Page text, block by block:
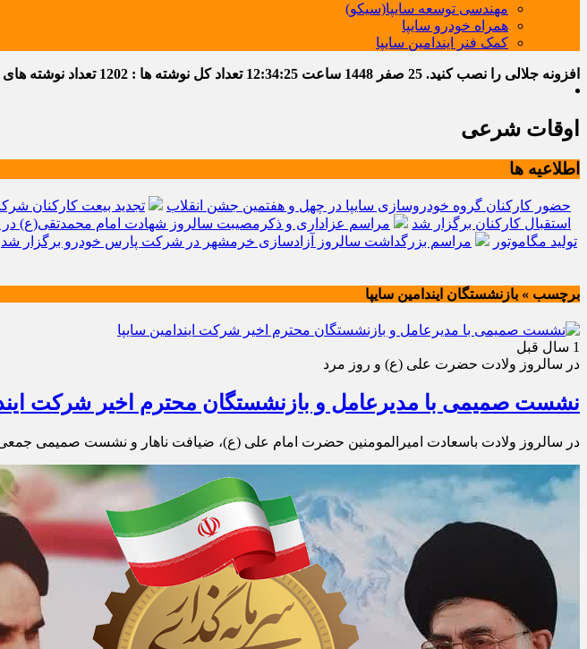
مهندسی توسعه سایپا(سیکو)
همراه خودرو سایپا
کمک فنر ایندامین سایپا
افزونه جلالی را نصب کنید. 25 صفر 1448 ساعت 12:34:26 تعداد کل نوشته ها : 1202 تعداد نوشته های
اوقات شرعی
اطلاعیه ها
حضور کارکنان گروه خودروسازی سایپا در چهل و هفتمین جشن انقلاب تجدید بیعت کارکنان
استقبال کارکنان برگزار شد
مراسم عزاداری و ذکرمصیبت سالروز شهادت امام محمدتقی(ع)
تولید مگاموتور
مراسم بزرگداشت سالروز آزادسازی خرمشهر در شرکت پارس خودرو برگزار شد
برچسب » بازنشستگان ایندامین سایپا
1 سال قبل
در سالروز ولادت حضرت علی (ع) و روز مرد
نشست صمیمی با مدیرعامل و بازنشستگان محترم اخیر شرکت
در سالروز ولادت باسعادت امیرالمومنین حضرت امام علی (ع)، ضیافت ناهار و نشست صمیمی جمعی